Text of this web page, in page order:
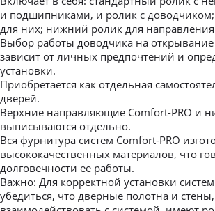
и подшипниками, и ролик с
для них; нижний ролик для направления
Выбор работы доводчика на
зависит от личных предпочтений и
установки.
Приобретается как отдельная
дверей.
Верхние направляющие Comfort-PRO и
выписываются отдельно.
Вся фурнитура систем Comfort-PRO
высококачественных материалов, что
долговечности ее работы.
Важно: Для корректной установки
убедиться, что дверные полотна и